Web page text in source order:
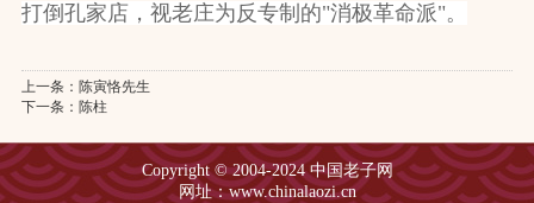
打倒孔家店，视老庄为反专制的"消极革命派"。
上一条： 陈寅恪先生
下一条： 陈柱
Copyright © 2004-2024 中国老子网
网址：www.chinalaozi.cn